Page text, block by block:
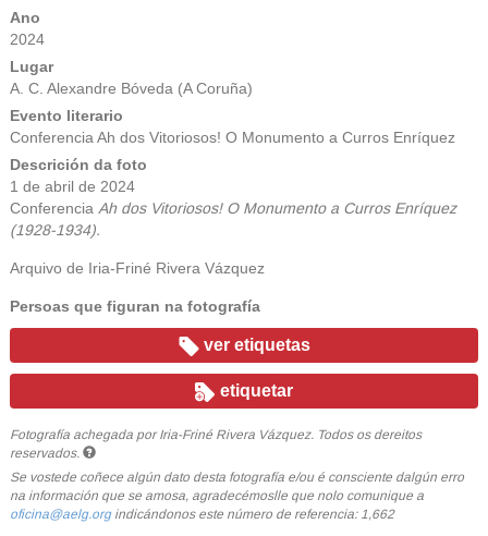
Ano
2024
Lugar
A. C. Alexandre Bóveda (A Coruña)
Evento literario
Conferencia Ah dos Vitoriosos! O Monumento a Curros Enríquez
Descrición da foto
1 de abril de 2024
Conferencia Ah dos Vitoriosos! O Monumento a Curros Enríquez
(1928-1934).
Arquivo de Iria-Friné Rivera Vázquez
Persoas que figuran na fotografía
ver etiquetas
etiquetar
Fotografía achegada por Iria-Friné Rivera Vázquez. Todos os dereitos
reservados.
Se vostede coñece algún dato desta fotografía e/ou é consciente dalgún erro
na información que se amosa, agradecémoslle que nolo comunique a
oficina@aelg.orgindicándonos este número de referencia: 1,662